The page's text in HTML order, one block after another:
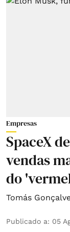
Empresas
SpaceX
vendas
do
Tomás
Publicado a: 05